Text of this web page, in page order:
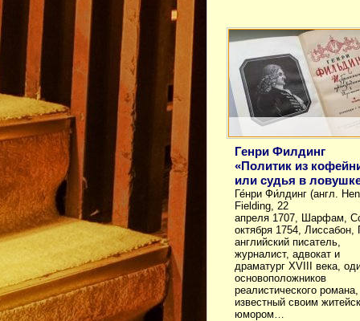
Генри Филдинг
«Политик из
или судья в
Ге́нри Фи́лдинг (англ.
Fielding, 22
апреля 1707, Шарфам,
октября 1754,
английский писатель,
журналист, адвокат и
драматург XVIII века,
основоположников
реалистического романа,
известный своим
юмором…